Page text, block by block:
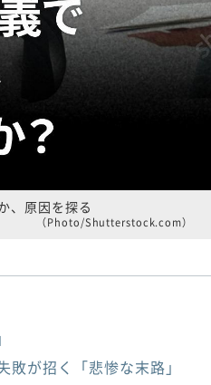
、原因を探る
（Photo/Shutterstock.com）
が招く「悲惨な末路」